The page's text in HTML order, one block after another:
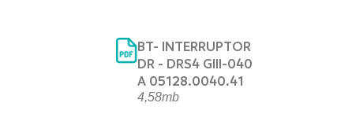
BT- INTERRUPTOR
DR - DRS4 GIII-040
A 05128.0040.41
4,58mb